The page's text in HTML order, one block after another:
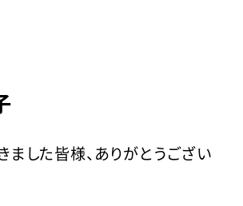
ました皆様、ありがとうござい